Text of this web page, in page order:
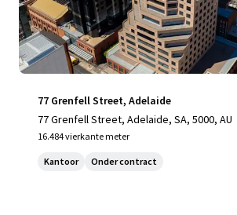
77 Grenfell Street, Adelaide
77 Grenfell Street, Adelaide, SA, 5000, AU
16.484 vierkante meter
Kantoor Onder contract